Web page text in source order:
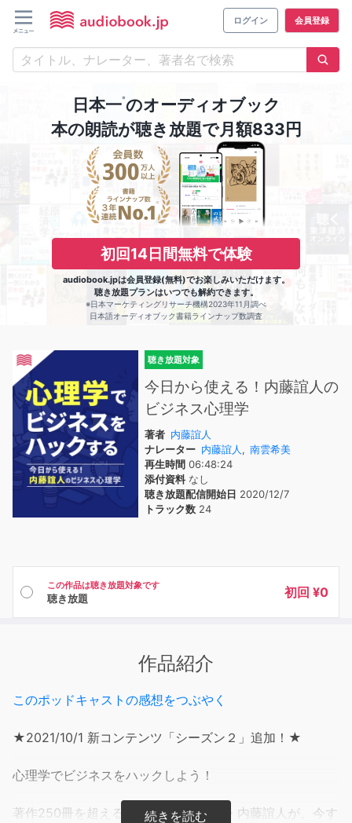
ログイン 会員登録
日本一※のオーディオブック
本の朗読が聴き放題で月額833円
初回14日間無料で体験
audiobook.jpは会員登録(無料)でお楽しみいただけます。
聴き放題プランはいつでも解約できます。
※日本マーケティングリサーチ機構2023年11月調べ
日本語オーディオブック書籍ラインナップ数調査
聴き放題対象
今日から使える！内藤誼人の
ビジネス心理学
著者 内藤誼人
ナレーター 内藤誼人 , 南雲希美
再生時間 06:48:24
添付資料なし
聴き放題配信開始日 2020/12/7
トラック数 24
この作品は聴き放題対象です
聴き放題 初回 ¥0
作品紹介
このポッドキャストの感想をつぶやく
★2021/10/1 新コンテンツ「シーズン２」追加！★
心理学でビジネスをハックしよう！
著作250冊を超えるカリスマ心理学者・内藤誼人が、今す